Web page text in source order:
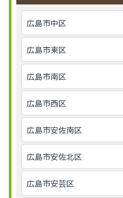
広島市中区
広島市東区
広島市南区
広島市西区
広島市安佐南区
広島市安佐北区
広島市安芸区